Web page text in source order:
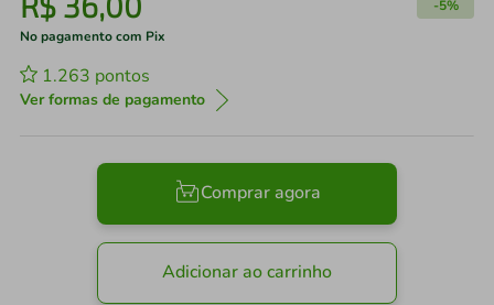
-5%
No pagamento com Pix
1.263 pontos
Ver formas de pagamento
Comprar agora
Adicionar ao carrinho